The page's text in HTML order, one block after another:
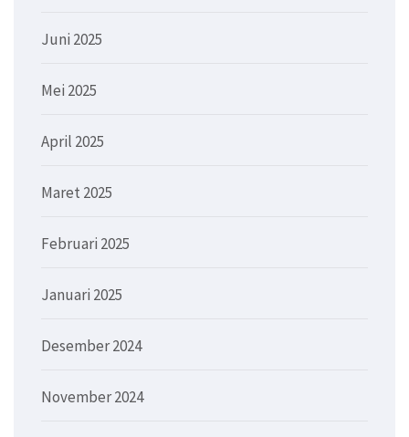
Juni 2025
Mei 2025
April 2025
Maret 2025
Februari 2025
Januari 2025
Desember 2024
November 2024